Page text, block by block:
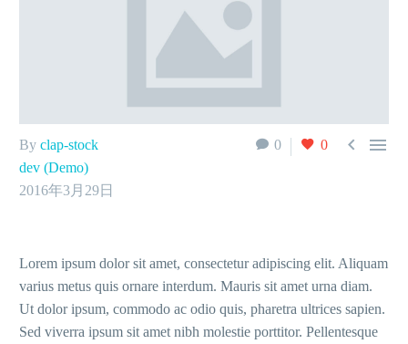
0 0  
By clap-stock
dev (Demo)
2016年3月29日
Lorem ipsum dolor sit amet, consectetur adipiscing elit. Aliquam
varius metus quis ornare interdum. Mauris sit amet urna diam.
Ut dolor ipsum, commodo ac odio quis, pharetra ultrices sapien.
Sed viverra ipsum sit amet nibh molestie porttitor. Pellentesque